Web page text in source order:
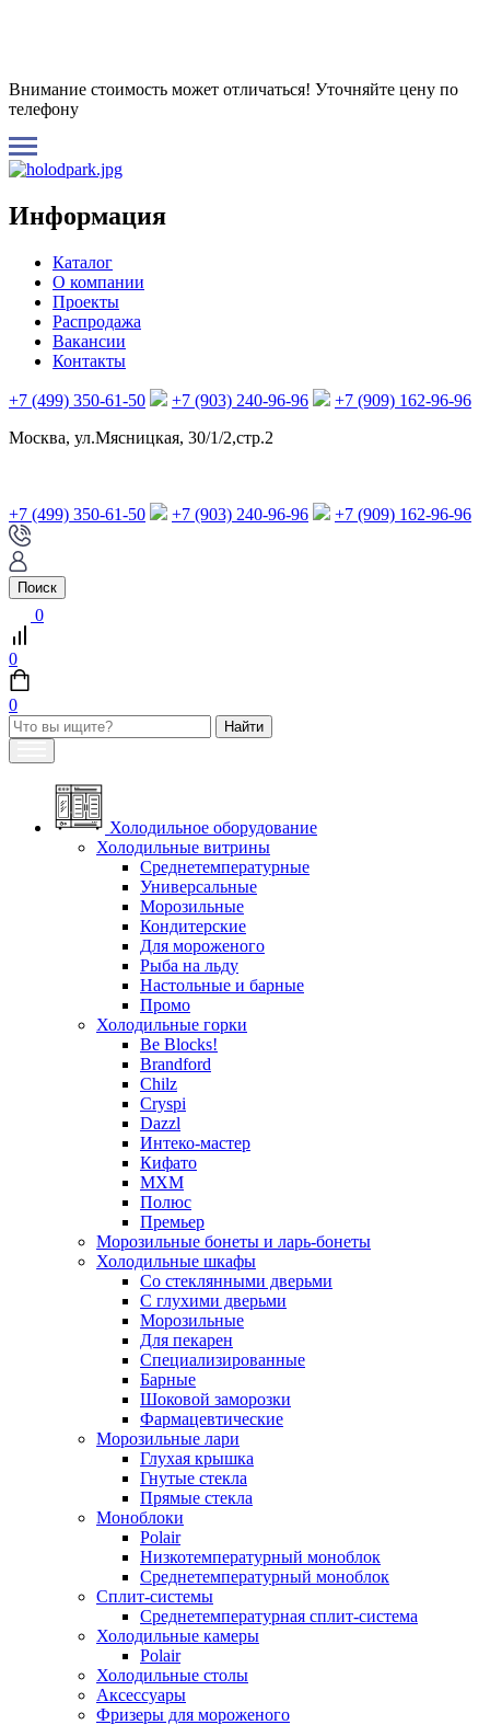
Внимание стоимость может отличаться! Уточняйте цену по
телефону
Информация
Каталог
О компании
Проекты
Распродажа
Вакансии
Контакты
+7 (499) 350-61-50 +7 (903) 240-96-96
+7 (909) 162-96-96
Москва, ул.Мясницкая, 30/1/2,стр.2
+7 (499) 350-61-50 +7 (903) 240-96-96 +7 (909) 162-96-96
Поиск
0
0
0
Холодильное оборудование
Холодильные витрины
Среднетемпературные
Универсальные
Морозильные
Кондитерские
Для мороженого
Рыба на льду
Настольные и барные
Промо
Холодильные горки
Be Blocks!
Brandford
Chilz
Cryspi
Dazzl
Интеко-мастер
Кифато
МХМ
Полюс
Премьер
Морозильные бонеты и ларь-бонеты
Холодильные шкафы
Со стеклянными дверьми
С глухими дверьми
Морозильные
Для пекарен
Специализированные
Барные
Шоковой заморозки
Фармацевтические
Морозильные лари
Глухая крышка
Гнутые стекла
Прямые стекла
Моноблоки
Polair
Низкотемпературный моноблок
Среднетемпературный моноблок
Сплит-системы
Среднетемпературная сплит-система
Холодильные камеры
Polair
Холодильные столы
Аксессуары
Фризеры для мороженого